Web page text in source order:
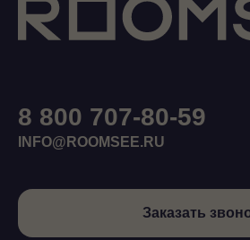
8 800 707-80-59
INFO@ROOMSEE.RU
Заказать